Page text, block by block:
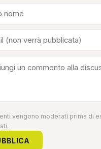
vengono moderati prima di